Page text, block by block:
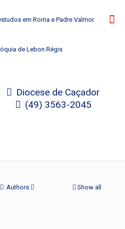
Diocese de Caçador
(49) 3563-2045
Authors Show all